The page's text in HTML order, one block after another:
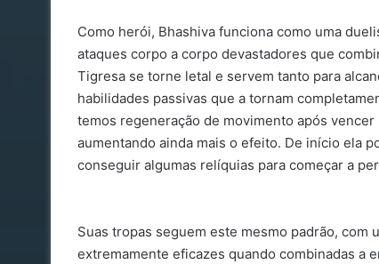
Como herói, Bhashiva funciona como uma
ataques corpo a corpo devastadores que
Tigresa se torne letal e servem tanto para
habilidades passivas que a tornam
temos regeneração de movimento após
aumentando ainda mais o efeito. De início ela
conseguir algumas relíquias para começar a
Suas tropas seguem este mesmo padrão,
extremamente eficazes quando combinadas a